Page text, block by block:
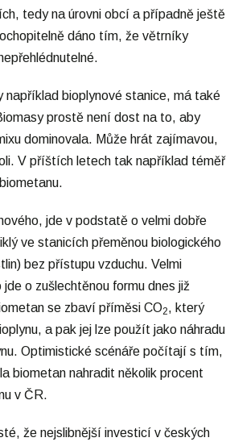
tedy na úrovni obcí a případně ještě
dáno tím, že větrníky
například bioplynové stanice, má také
prostě není dost na to, aby
dominovala. Může hrát zajímavou,
V příštích letech tak například téměř
jde v podstatě o velmi dobře
ve stanicích přeměnou biologického
bez přístupu vzduchu. Velmi
o zušlechtěnou formu dnes již
se zbaví příměsi CO2, který
a pak jej lze použít jako náhradu
Optimistické scénáře počítají s tím,
biometan nahradit několik procent
v ČR.
že nejslibnější investicí v českých